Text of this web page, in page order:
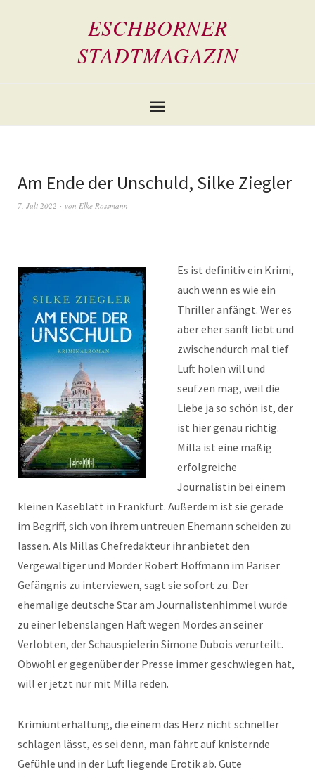
ESCHBORNER
STADTMAGAZIN
Am Ende der Unschuld, Silke Ziegler
7. Juli 2022 von Elke Rossmann
Es ist definitiv ein Krimi,
auch wenn es wie ein
Thriller anfängt. Wer es
aber eher sanft liebt und
zwischendurch mal tief
Luft holen will und
seufzen mag, weil die
Liebe ja so schön ist, der
ist hier genau richtig.
Milla ist eine mäßig
erfolgreiche
Journalistin bei einem
kleinen Käseblatt in Frankfurt. Außerdem ist sie gerade
im Begriff, sich von ihrem untreuen Ehemann scheiden zu
lassen. Als Millas Chefredakteur ihr anbietet den
Vergewaltiger und Mörder Robert Hoffmann im Pariser
Gefängnis zu interviewen, sagt sie sofort zu. Der
ehemalige deutsche Star am Journalistenhimmel wurde
zu einer lebenslangen Haft wegen Mordes an seiner
Verlobten, der Schauspielerin Simone Dubois verurteilt.
Obwohl er gegenüber der Presse immer geschwiegen hat,
will er jetzt nur mit Milla reden.
Krimiunterhaltung, die einem das Herz nicht schneller
schlagen lässt, es sei denn, man fährt auf knisternde
Gefühle und in der Luft liegende Erotik ab. Gute